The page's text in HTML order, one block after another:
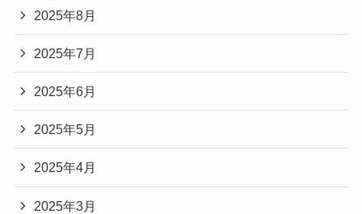
2025年8月
2025年7月
2025年6月
2025年5月
2025年4月
2025年3月